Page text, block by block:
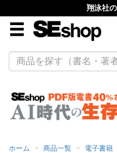
翔泳社
ホーム 商品一覧 電子書籍